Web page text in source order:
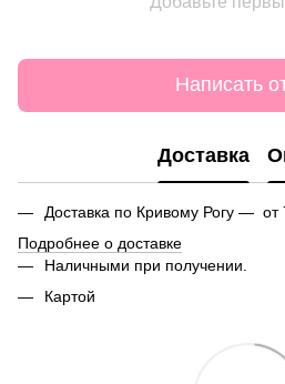
Написать
Доставка
Доставка по Кривому Рогу — от
Подробнее о доставке
Наличными при получении.
Картой